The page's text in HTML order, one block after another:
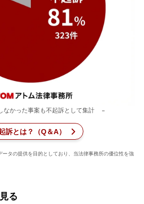
弁護士に依頼
で解決したい
知りたい方
なかった事案も不起訴として集計
訴とは？（Q＆A）
ータの提供を目的としており、当法律事務所の優位性を強
る